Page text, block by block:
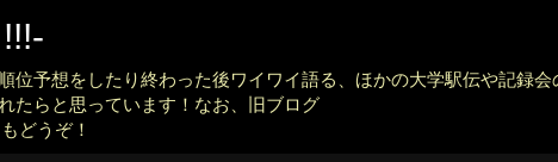
予想をしたり終わった後ワイワイ語る、ほかの大学駅伝や記録会
たらと思っています！なお、旧ブログ
どうぞ！